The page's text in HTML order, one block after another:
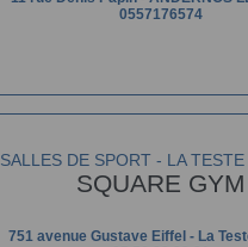
0557176574
SALLES DE SPORT - LA
SQUARE GYM
751 avenue Gustave Eiffel - La